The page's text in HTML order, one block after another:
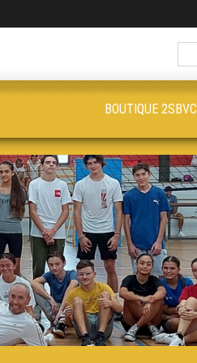
BOUTIQUE 2SBVC